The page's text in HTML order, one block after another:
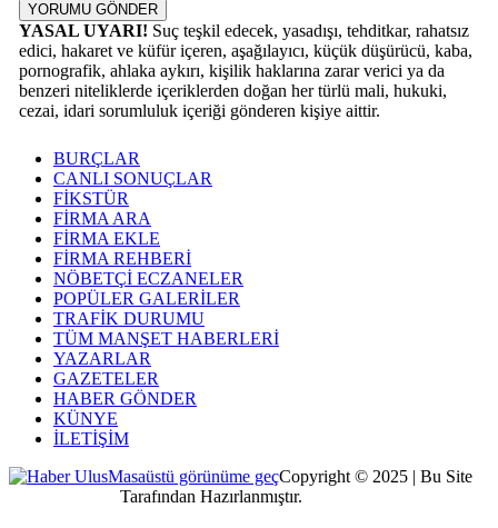
YORUMU GÖNDER
YASAL UYARI! Suç teşkil edecek, yasadışı, tehditkar, rahatsız
edici, hakaret ve küfür içeren, aşağılayıcı, küçük düşürücü, kaba,
pornografik, ahlaka aykırı, kişilik haklarına zarar verici ya da
benzeri niteliklerde içeriklerden doğan her türlü mali, hukuki,
cezai, idari sorumluluk içeriği gönderen kişiye aittir.
BURÇLAR
CANLI SONUÇLAR
FİKSTÜR
FİRMA ARA
FİRMA EKLE
FİRMA REHBERİ
NÖBETÇİ ECZANELER
POPÜLER GALERİLER
TRAFİK DURUMU
TÜM MANŞET HABERLERİ
YAZARLAR
GAZETELER
HABER GÖNDER
KÜNYE
İLETİŞİM
Masaüstü görünüme geçCopyright © 2025 | Bu Site
Tarafından Hazırlanmıştır.